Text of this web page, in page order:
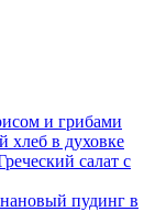
и грибами
в духовке
салат с
пудинг в